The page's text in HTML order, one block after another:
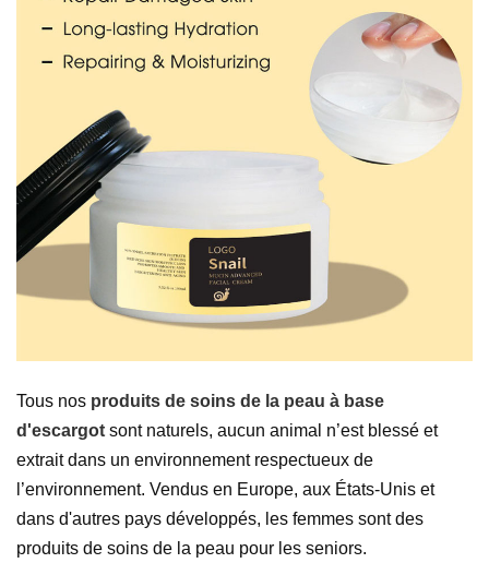
Tous nos produits de soins de la peau à base
d'escargot sont naturels, aucun animal n’est blessé et
extrait dans un environnement respectueux de
l’environnement. Vendus en Europe, aux États-Unis et
dans d'autres pays développés, les femmes sont des
produits de soins de la peau pour les seniors.